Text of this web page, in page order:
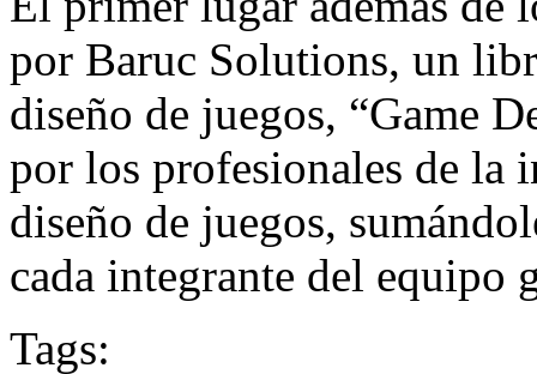
por Baruc Solutions, un
diseño de juegos, “Game
por los profesionales de la
diseño de juegos,
cada integrante del equipo
Tags: